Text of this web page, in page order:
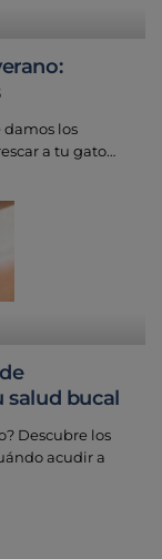
damos los
a tu gato…
salud bucal
Descubre los
acudir a